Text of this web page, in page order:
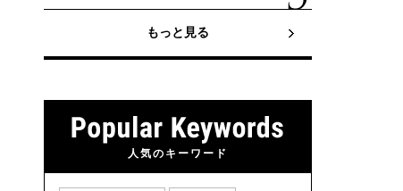
もっと見る
人気のキーワード